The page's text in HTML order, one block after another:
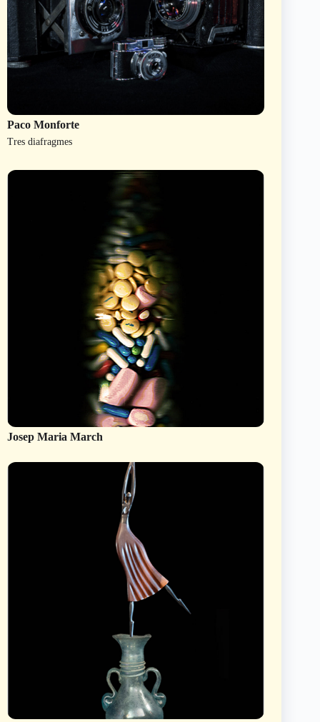
Paco Monforte
Tres diafragmes
Josep Maria March